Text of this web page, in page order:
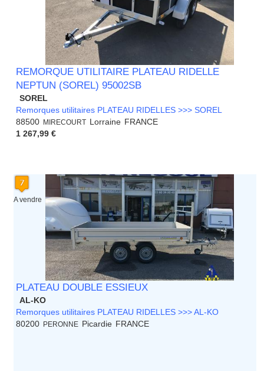
REMORQUE UTILITAIRE PLATEAU RIDELLE
NEPTUN (SOREL) 95002SB
SOREL
Remorques utilitaires PLATEAU RIDELLES >>> SOREL
88500
MIRECOURT Lorraine FRANCE
1 267,99 €
A vendre
PLATEAU DOUBLE ESSIEUX
AL-KO
Remorques utilitaires PLATEAU RIDELLES >>> AL-KO
80200
PERONNE Picardie FRANCE